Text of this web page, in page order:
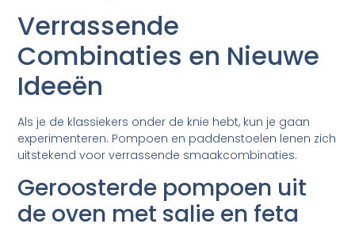
Verrassende
Combinaties en Nieuwe
Ideeën
Als je de klassiekers onder de knie hebt, kun je gaan
experimenteren. Pompoen en paddenstoelen lenen zich
uitstekend voor verrassende smaakcombinaties.
Geroosterde pompoen uit
de oven met salie en feta